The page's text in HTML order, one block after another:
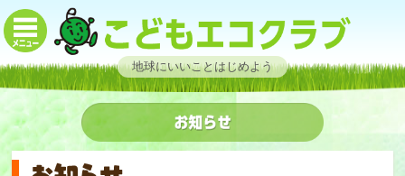
地球にいいことはじめよう